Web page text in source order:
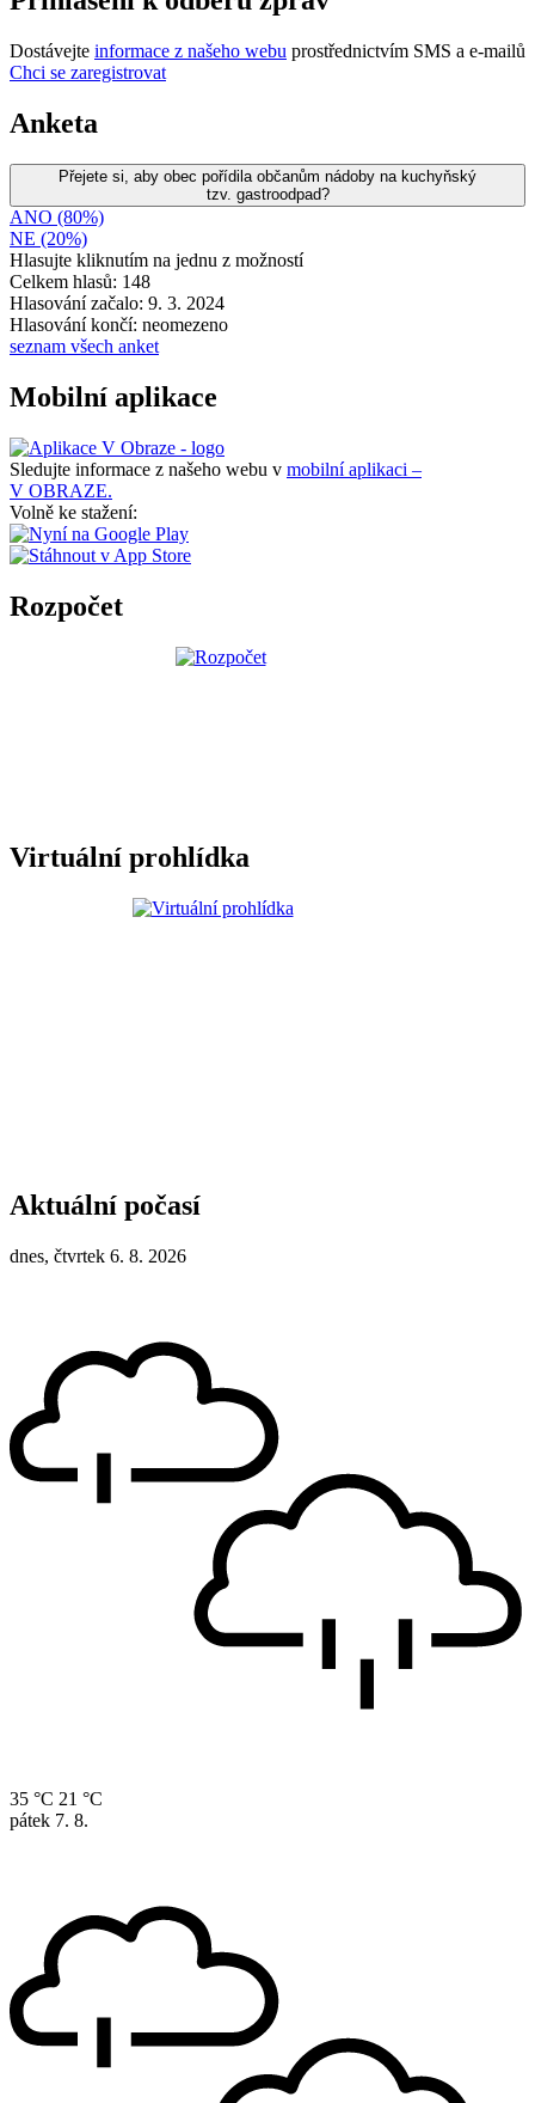
Dostávejte informace z našeho webu prostřednictvím SMS a e-mailů
Chci se zaregistrovat
Anketa
Přejete si, aby obec pořídila občanům nádoby na kuchyňský
tzv. gastroodpad?
ANO (80%)
NE (20%)
Hlasujte kliknutím na jednu z možností
Celkem hlasů: 148
Hlasování začalo: 9. 3. 2024
Hlasování končí: neomezeno
seznam všech anket
Mobilní aplikace
Sledujte informace z našeho webu v mobilní aplikaci –
V OBRAZE.
Volně ke stažení:
Rozpočet
Virtuální prohlídka
Aktuální počasí
dnes, čtvrtek 6. 8. 2026
35 °C 21 °C
pátek 7. 8.